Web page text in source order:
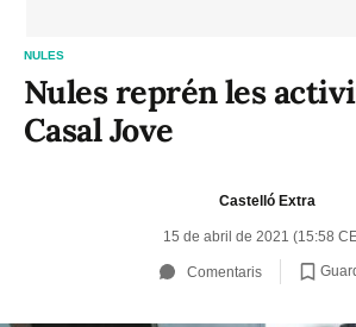
NULES
Nules reprén les
Casal Jove
Castelló Extra
15 de abril de 2021 (15:58
Comentaris